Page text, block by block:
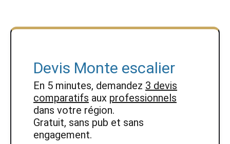
Devis Monte escalier
En 5 minutes, demandez 3 devis
comparatifs aux professionnels
dans votre région.
Gratuit, sans pub et sans
engagement.